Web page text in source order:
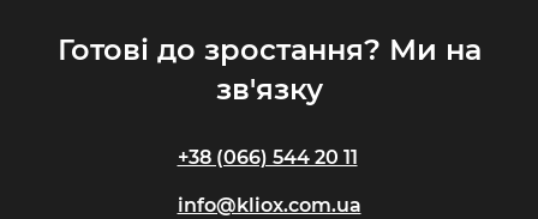
Готові до зростання? Ми на
зв'язку
+38 (066) 544 20 11
info@kliox.com.ua